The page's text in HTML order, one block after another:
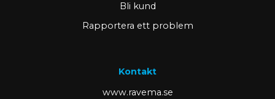
Bli kund
Rapportera ett problem
Kontakt
www.ravema.se